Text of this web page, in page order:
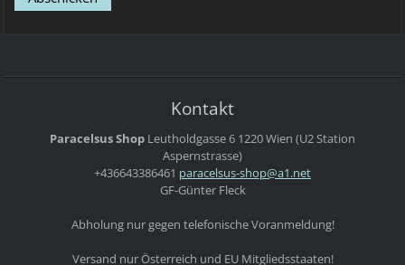
Kontakt
Paracelsus Shop Leutholdgasse 6 1220 Wien (U2 Station
Aspernstrasse)
+436643386461 paracelsus-shop@a1.net
GF-Günter Fleck
Abholung nur gegen telefonische Voranmeldung!
Versand nur Österreich und EU Mitgliedsstaaten!